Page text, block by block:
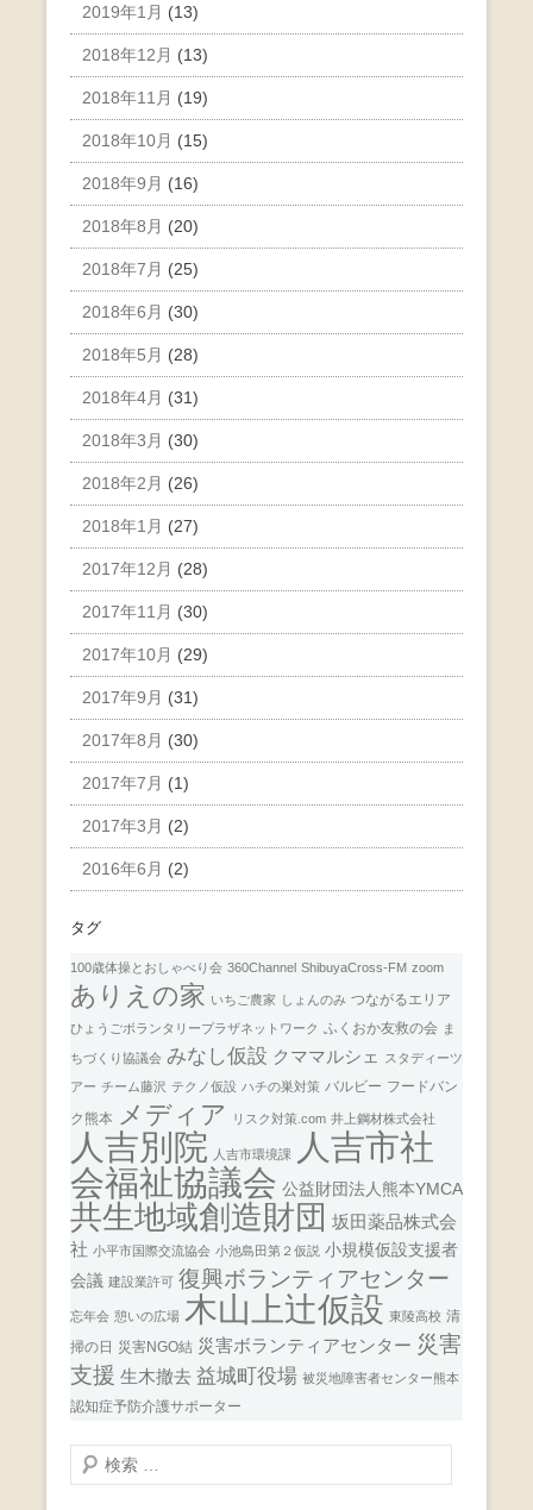
2019年1月 (13)
2018年12月 (13)
2018年11月 (19)
2018年10月 (15)
2018年9月 (16)
2018年8月 (20)
2018年7月 (25)
2018年6月 (30)
2018年5月 (28)
2018年4月 (31)
2018年3月 (30)
2018年2月 (26)
2018年1月 (27)
2017年12月 (28)
2017年11月 (30)
2017年10月 (29)
2017年9月 (31)
2017年8月 (30)
2017年7月 (1)
2017年3月 (2)
2016年6月 (2)
タグ
100歳体操とおしゃべり会 360Channel ShibuyaCross-FM zoom
ありえの家 いちご農家 しょんのみ つながるエリア
ひょうごボランタリープラザネットワーク ふくおか友救の会 ま
ちづくり協議会 みなし仮設 クママルシェ
スタディーツ
アー チーム藤沢 テクノ仮設 ハチの巣対策 バルビー フードバン
ク熊本
メディア リスク対策.com 井上鋼材株式会社
人吉別院 人吉市環境課
人吉市社
会福祉協議会 公益財団法人熊本YMCA
共生地域創造財団 坂田薬品株式会
社 小平市国際交流協会 小池島田第２仮説 小規模仮設支援者
会議 建設業許可 復興ボランティアセンター
忘年会 憩いの広場 木山上辻仮設 東陵高校 清
掃の日 災害NGO結 災害ボランティアセンター 災害
支援 生木撤去 益城町役場 被災地障害者センター熊本
認知症予防介護サポーター
検
索